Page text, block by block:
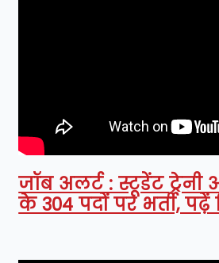
जॉब अलर्ट : स्टूडेंट ट्रेनी
के 304 पदों पर भर्ती, पढ़ें